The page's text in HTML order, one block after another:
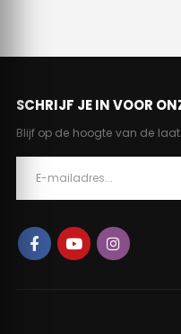
SCHRIJF JE IN VOOR
Blijf op de hoogte van de